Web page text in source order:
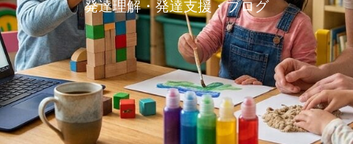
発達理解・発達支援・ブログ